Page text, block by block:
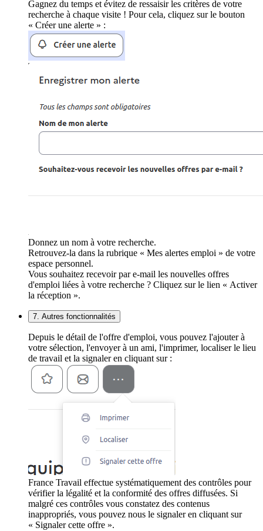
Gagnez du temps et évitez de ressaisir les critères de votre
recherche à chaque visite ! Pour cela, cliquez sur le bouton
« Créer une alerte » :
Donnez un nom à votre recherche.
Retrouvez-la dans la rubrique « Mes alertes emploi » de votre
espace personnel.
Vous souhaitez recevoir par e-mail les nouvelles offres
d'emploi liées à votre recherche ? Cliquez sur le lien « Activer
la réception ».
7. Autres fonctionnalités
Depuis le détail de l'offre d'emploi, vous pouvez l'ajouter à
votre sélection, l'envoyer à un ami, l'imprimer, localiser le lieu
de travail et la signaler en cliquant sur :
France Travail effectue systématiquement des contrôles pour
vérifier la légalité et la conformité des offres diffusées. Si
malgré ces contrôles vous constatez des contenus
inappropriés, vous pouvez nous le signaler en cliquant sur
« Signaler cette offre ».